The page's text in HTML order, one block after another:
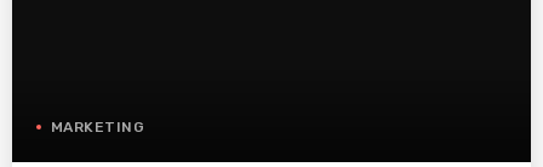
MARKETING